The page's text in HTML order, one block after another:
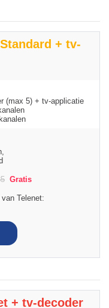
+ tv-
(max 5) + tv-applicatie
Gratis
Telenet:
+ tv-decoder